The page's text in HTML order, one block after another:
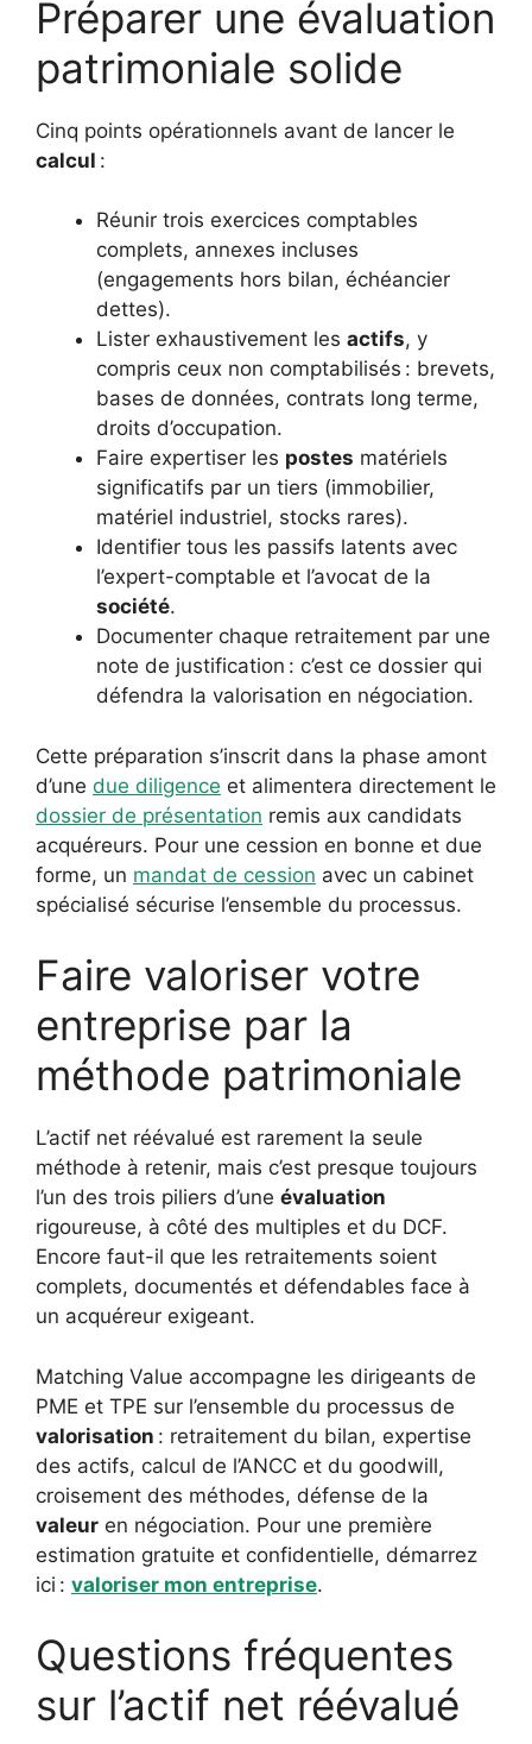
Préparer une évaluation
patrimoniale solide
Cinq points opérationnels avant de lancer le
calcul :
Réunir trois exercices comptables
complets, annexes incluses
(engagements hors bilan, échéancier
dettes).
Lister exhaustivement les actifs, y
compris ceux non comptabilisés : brevets,
bases de données, contrats long terme,
droits d’occupation.
Faire expertiser les postes matériels
significatifs par un tiers (immobilier,
matériel industriel, stocks rares).
Identifier tous les passifs latents avec
l’expert-comptable et l’avocat de la
société.
Documenter chaque retraitement par une
note de justification : c’est ce dossier qui
défendra la valorisation en négociation.
Cette préparation s’inscrit dans la phase amont
d’une due diligence et alimentera directement le
dossier de présentation remis aux candidats
acquéreurs. Pour une cession en bonne et due
forme, un mandat de cession avec un cabinet
spécialisé sécurise l’ensemble du processus.
Faire valoriser votre
entreprise par la
méthode patrimoniale
L’actif net réévalué est rarement la seule
méthode à retenir, mais c’est presque toujours
l’un des trois piliers d’une évaluation
rigoureuse, à côté des multiples et du DCF.
Encore faut-il que les retraitements soient
complets, documentés et défendables face à
un acquéreur exigeant.
Matching Value accompagne les dirigeants de
PME et TPE sur l’ensemble du processus de
valorisation : retraitement du bilan, expertise
des actifs, calcul de l’ANCC et du goodwill,
croisement des méthodes, défense de la
valeur en négociation. Pour une première
estimation gratuite et confidentielle, démarrez
ici : valoriser mon entreprise.
Questions fréquentes
sur l’actif net réévalué